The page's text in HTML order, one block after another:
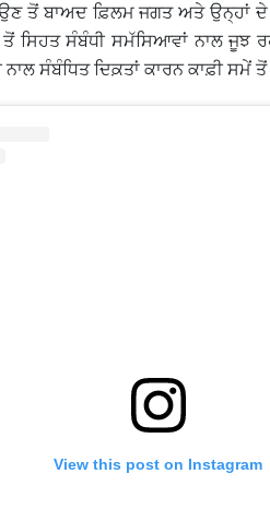
ਤੋਂ ਬਾਅਦ ਫ਼ਿਲਮ ਜਗਤ ਅਤੇ ਉਨ੍ਹਾਂ ਦੇ
ਤੋਂ ਸਿਹਤ ਸੰਬੰਧੀ ਸਮੱਸਿਆਵਾਂ ਨਾਲ ਜੂਝ
ਸੰਬੰਧਿਤ ਦਿਕ਼ਤਾਂ ਕਾਰਨ ਕਾਫ਼ੀ ਸਮੇਂ
View this post on Instagram